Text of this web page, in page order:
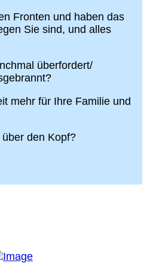
Fronten und haben das
Sie sind, und alles
überfordert/
mehr für Ihre Familie und
den Kopf?